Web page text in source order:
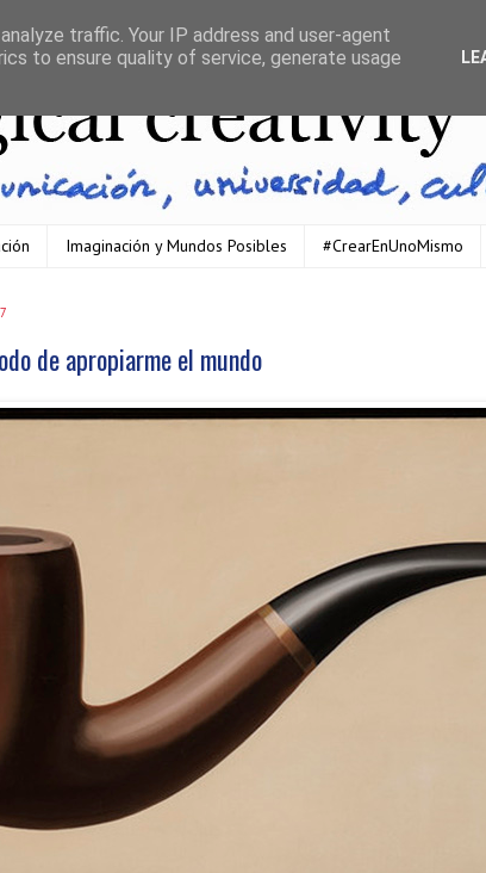
Imaginación y Mundos Posibles #CrearEnUnoMismo
de apropiarme el mundo
traffic. Your IP address and user-agent
to ensure quality of service, generate usage